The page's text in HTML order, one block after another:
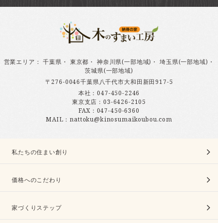
営業エリア ：千葉県 ・ 東京都 ・ 神奈川県(一部地域) ・ 埼玉県(一部地域) ・
茨城県(一部地域)
〒276-0046千葉県八千代市大和田新田917-5
本社：047-450-2246
東京支店：03-6426-2105
FAX：047-450-6360
MAIL：nattoku@kinosumaikoubou.com
私たちの住まい創り
価格へのこだわり
家づくりステップ